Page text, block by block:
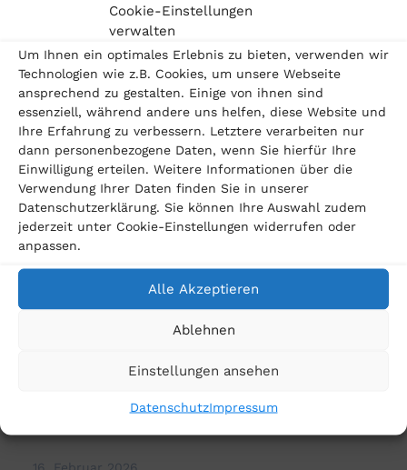
Cookie-Einstellungen
verwalten
Um Ihnen ein optimales Erlebnis zu bieten, verwenden wir
Technologien wie z.B. Cookies, um unsere Webseite
ansprechend zu gestalten. Einige von ihnen sind
essenziell, während andere uns helfen, diese Website und
Ihre Erfahrung zu verbessern. Letztere verarbeiten nur
dann personenbezogene Daten, wenn Sie hierfür Ihre
Einwilligung erteilen. Weitere Informationen über die
Verwendung Ihrer Daten finden Sie in unserer
Datenschutzerklärung. Sie können Ihre Auswahl zudem
jederzeit unter Cookie-Einstellungen widerrufen oder
anpassen.
Alle Akzeptieren
Ablehnen
Einstellungen ansehen
DatenschutzImpressum
muss eine weitere Schlappe verkraften. Das
Thüringer OLG in Jena hat einem Instagram-
Nutzer 3.000 Euro Schadensersatz…
mehr lesen